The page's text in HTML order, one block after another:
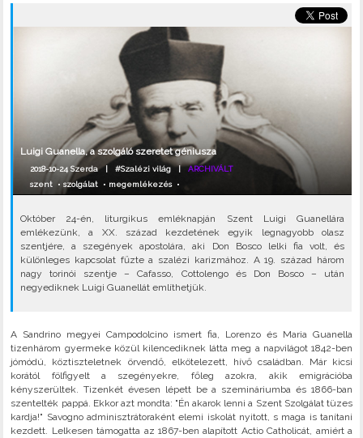
Luigi Guanella, a szolgáló szeretet géniusza
2018-10-24 Szerda |#Szalézi világ |ARCHIVÁLT
szent •szolgálat • megemlékezés•
Október 24-én, liturgikus emléknapján Szent Luigi Guanellára
emlékezünk, a XX. század kezdetének egyik legnagyobb olasz
szentjére, a szegények apostolára, aki Don Bosco lelki fia volt, és
különleges kapcsolat fűzte a szalézi karizmához. A 19. század három
nagy torinói szentje – Cafasso, Cottolengo és Don Bosco – után
negyediknek Luigi Guanellát említhetjük.
A Sandrino megyei Campodolcino ismert fia, Lorenzo és Maria Guanella
tizenhárom gyermeke közül kilencediknek látta meg a napvilágot 1842-ben
jómódú, köztiszteletnek örvendő, elkötelezett, hívő családban. Már kicsi
korától fölfigyelt a szegényekre, főleg azokra, akik emigrációba
kényszerültek. Tizenkét évesen lépett be a szemináriumba és 1866-ban
szentelték pappá. Ekkor azt mondta: "Én akarok lenni a Szent Szolgálat tüzes
kardja!" Savogno adminisztrátoraként elemi iskolát nyitott, s maga is tanítani
kezdett. Lelkesen támogatta az 1867-ben alapított Actio Catholicát, amiért a